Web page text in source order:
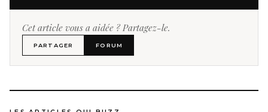
Cet article vous a aidée ? Partagez-le.
PARTAGER FORUM